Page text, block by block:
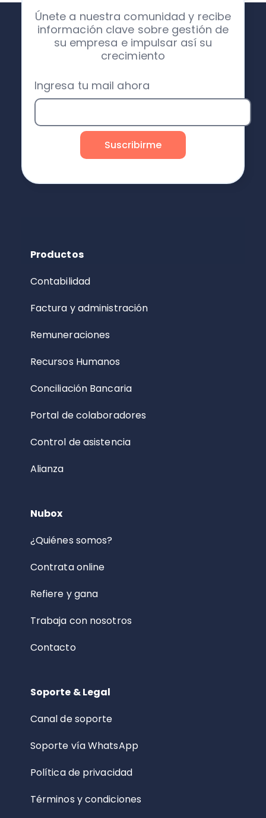
Únete a nuestra comunidad y recibe
información clave sobre gestión de
su empresa e impulsar así su
crecimiento
Ingresa tu mail ahora
Productos
Contabilidad
Factura y administración
Remuneraciones
Recursos Humanos
Conciliación Bancaria
Portal de colaboradores
Control de asistencia
Alianza
Nubox
¿Quiénes somos?
Contrata online
Refiere y gana
Trabaja con nosotros
Contacto
Soporte & Legal
Canal de soporte
Soporte vía WhatsApp
Política de privacidad
Términos y condiciones